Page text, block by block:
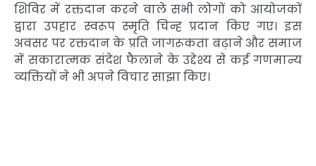
शिविर में रक्तदान करने वाले सभी लोगों को आयोजकों
द्वारा उपहार स्वरूप स्मृति चिन्ह प्रदान किए गए। इस
अवसर पर रक्तदान के प्रति जागरूकता बढ़ाने और समाज
में सकारात्मक संदेश फैलाने के उद्देश्य से कई गणमान्य
व्यक्तियों ने भी अपने विचार साझा किए।